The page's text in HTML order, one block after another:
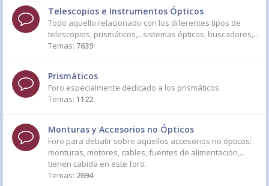
Telescopios e Instrumentos Ópticos
Todo aquello relacionado con los diferentes tipos de
telescopios, prismáticos,...sistemas ópticos, buscadores,...
Temas: 7639
Prismáticos
Foro especialmente dedicado a los prismáticos.
Temas: 1122
Monturas y Accesorios no Ópticos
Foro para debatir sobre aquellos accesorios no ópticos:
monturas, motores, cables, fuentes de alimentación,...
tienen cabida en este foro.
Temas: 2694